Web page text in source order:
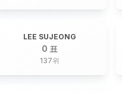
LEE SUJEONG
0 표
137위